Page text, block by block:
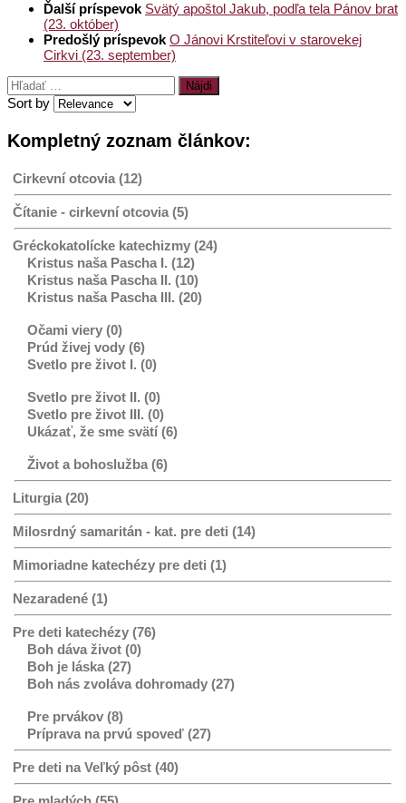
Ďalší príspevok Svätý apoštol Jakub, podľa tela Pánov brat
(23. október)
Predošlý príspevok O Jánovi Krstiteľovi v starovekej
Cirkvi (23. september)
Hľadať:
Sort by
Kompletný zoznam článkov:
Cirkevní otcovia (12)
Čítanie - cirkevní otcovia (5)
Gréckokatolícke katechizmy (24)
Kristus naša Pascha I. (12)
Kristus naša Pascha II. (10)
Kristus naša Pascha III. (20)
Očami viery (0)
Prúd živej vody (6)
Svetlo pre život I. (0)
Svetlo pre život II. (0)
Svetlo pre život III. (0)
Ukázať, že sme svätí (6)
Život a bohoslužba (6)
Liturgia (20)
Milosrdný samaritán - kat. pre deti (14)
Mimoriadne katechézy pre deti (1)
Nezaradené (1)
Pre deti katechézy (76)
Boh dáva život (0)
Boh je láska (27)
Boh nás zvoláva dohromady (27)
Pre prvákov (8)
Príprava na prvú spoveď (27)
Pre deti na Veľký pôst (40)